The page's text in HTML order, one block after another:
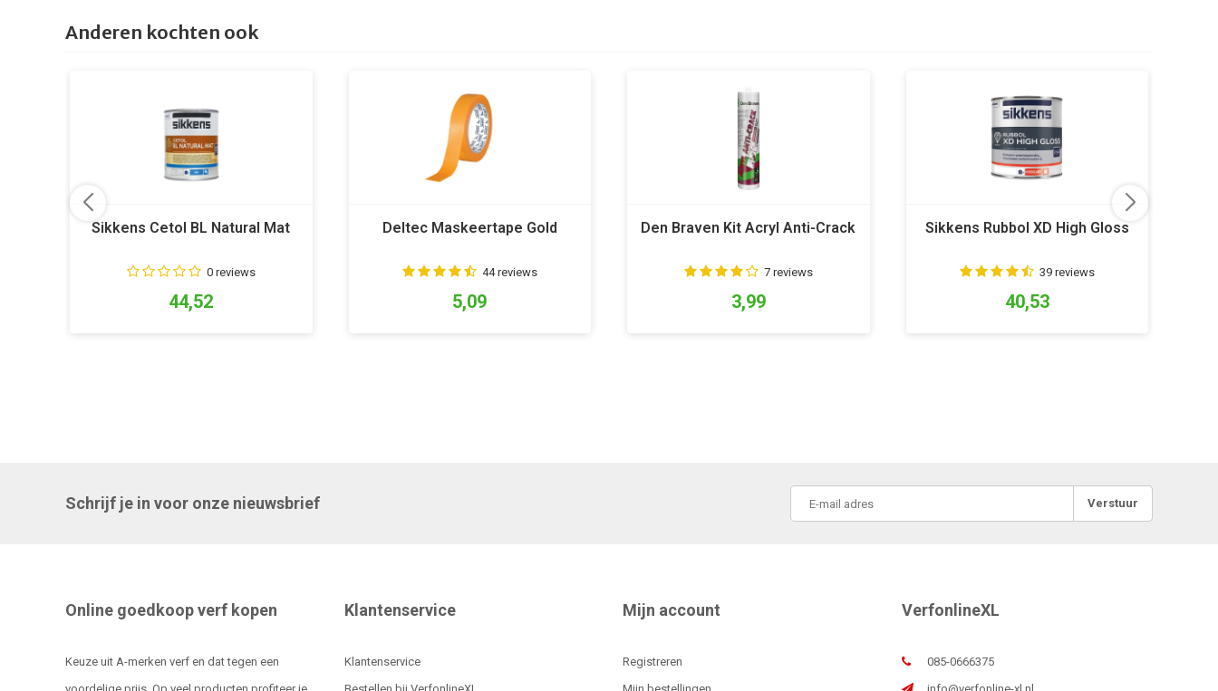
Anderen kochten ook
Sikkens Cetol BL Natural Mat
0 reviews
44,52
Deltec Maskeertape Gold
44 reviews
5,09
Den Braven Kit Acryl Anti-Crack
7 reviews
3,99
Sikkens Rubbol XD High Gloss
39 reviews
40,53
Schrijf je in voor onze nieuwsbrief Verstuur
Online goedkoop verf kopen
Keuze uit A-merken verf en dat tegen een
Klantenservice
Klantenservice
Mijn account
Registreren
VerfonlineXL
085-0666375